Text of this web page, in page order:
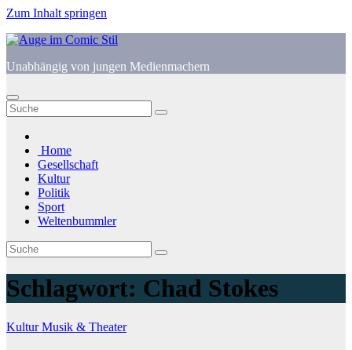
Zum Inhalt springen
Unabhängig von jungen Medienmachern
Home
Gesellschaft
Kultur
Politik
Sport
Weltenbummler
Schlagwort: Chad Stokes
KulturMusik & Theater